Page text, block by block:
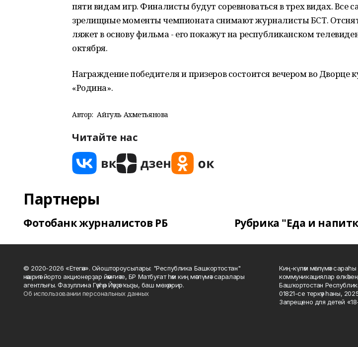
пяти видам игр. Финалисты будут соревноваться в трех видах. Все
зрелищные моменты чемпионата снимают журналисты БСТ.
ляжет в основу фильма - его покажут на республиканском
октября.
Награждение победителя и призеров состоится вечером во Дворце
«Родина».
Автор: Айгуль Ахметьянова
Читайте нас
Партнеры
Фотобанк журналистов РБ Рубрика "Еда и
© 2020-2026 «Етегән». Ойоштороусылары: "Республика Башкортостан"
нәшриәт йорто акционерҙар йәмғиәте, БР Матбуғат һәм киң мәғлүмәт саралары
агентлығы. Фазуллина Гәүһәр Йәүҙәт ҡыҙы, баш мөхәррир.
Об использовании персональных данных
Киң-күләм мәғлүмәт
коммуникациялар
Башҡортостан
01821-се теркәү һаны,
Запрещено для детей